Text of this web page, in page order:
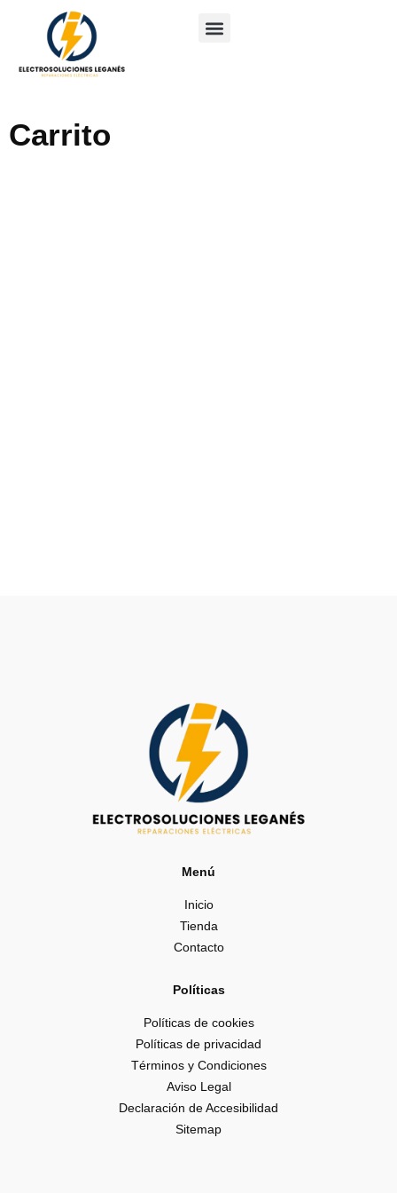
Carrito
Menú
Inicio
Tienda
Contacto
Políticas
Políticas de cookies
Políticas de privacidad
Términos y Condiciones
Aviso Legal
Declaración de Accesibilidad
Sitemap